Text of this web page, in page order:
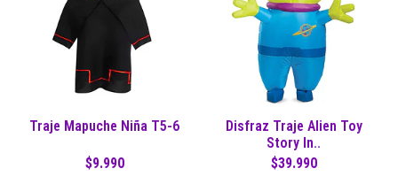
Traje Mapuche Niña T5-6
$9.990
Disfraz Traje Alien Toy
Story In..
$39.990